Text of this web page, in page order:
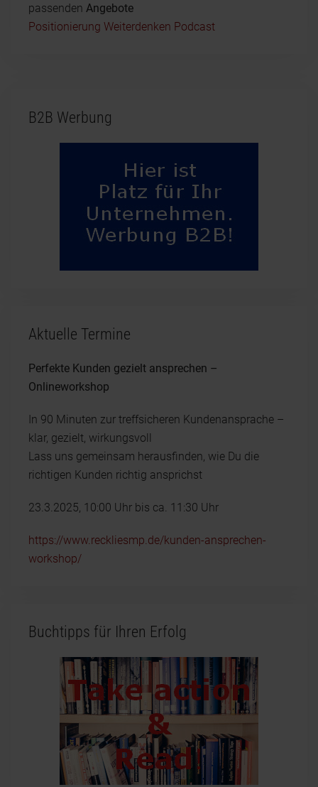
passenden Angebote
Positionierung Weiterdenken Podcast
B2B Werbung
Aktuelle Termine
Perfekte Kunden gezielt ansprechen –
Onlineworkshop
In 90 Minuten zur treffsicheren Kundenansprache –
klar, gezielt, wirkungsvoll
Lass uns gemeinsam herausfinden, wie Du die
richtigen Kunden richtig ansprichst
23.3.2025, 10:00 Uhr bis ca. 11:30 Uhr
https://www.reckliesmp.de/kunden-ansprechen-
workshop/
Buchtipps für Ihren Erfolg